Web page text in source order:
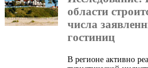
области
числа
гостиниц
В регионе активно